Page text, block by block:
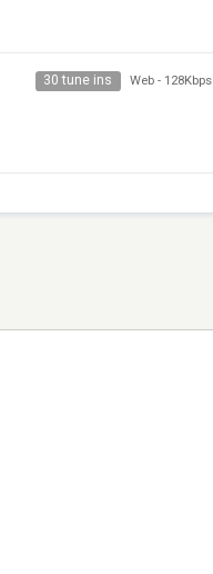
30 tune ins Web - 128Kbps